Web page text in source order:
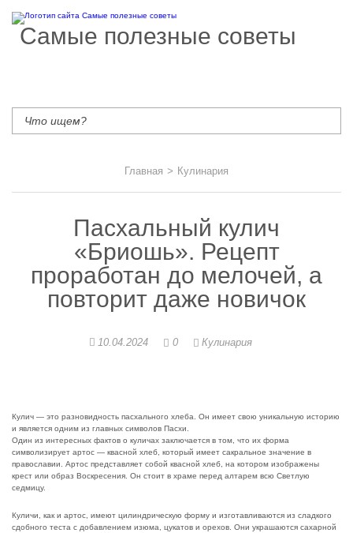
Самые полезные советы
Главная > Кулинария
Пасхальный кулич
«Бриошь». Рецепт
проработан до мелочей, а
повторит даже новичок
10.04.2024 0 Кулинария
Кулич — это разновидность пасхального хлеба. Он имеет свою уникальную историю
и является одним из главных символов Пасхи.
Один из интересных фактов о куличах заключается в том, что их форма
символизирует артос — квасной хлеб, который имеет сакральное значение в
православии. Артос представляет собой квасной хлеб, на котором изображены
крест или образ Воскресения. Он стоит в храме перед алтарем всю Светлую
седмицу.
Куличи, как и артос, имеют цилиндрическую форму и изготавливаются из сладкого
сдобного теста с добавлением изюма, цукатов и орехов. Они украшаются сахарной